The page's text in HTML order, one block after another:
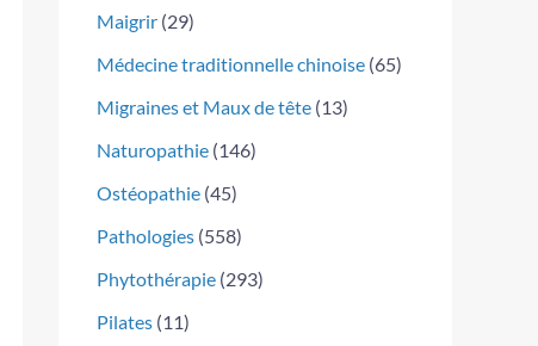
Maigrir (29)
Médecine traditionnelle chinoise (65)
Migraines et Maux de tête (13)
Naturopathie (146)
Ostéopathie (45)
Pathologies (558)
Phytothérapie (293)
Pilates (11)